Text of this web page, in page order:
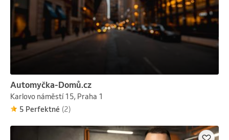
Automyčka-Domů.cz
Karlovo náměstí 15, Praha 1
5 Perfektné (2)